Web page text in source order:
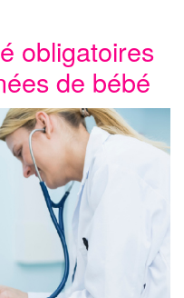
obligatoires
de bébé